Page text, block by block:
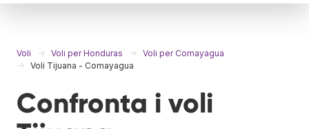
Voli Voli per Honduras
Voli per Comayagua
Voli Tijuana - Comayagua
Confronta i voli